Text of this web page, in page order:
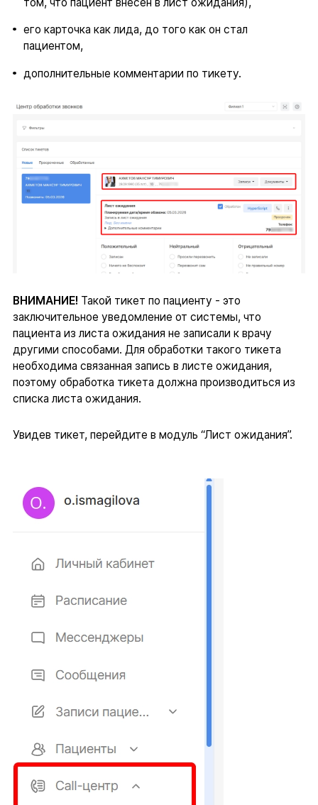
его карточка как лида, до того как он стал
пациентом,
дополнительные комментарии по тикету.
ВНИМАНИЕ! Такой тикет по пациенту - это
заключительное уведомление от системы, что
пациента из листа ожидания не записали к врачу
другими способами. Для обработки такого тикета
необходима связанная запись в листе ожидания,
поэтому обработка тикета должна производиться из
списка листа ожидания.
Увидев тикет, перейдите в модуль “Лист ожидания”.